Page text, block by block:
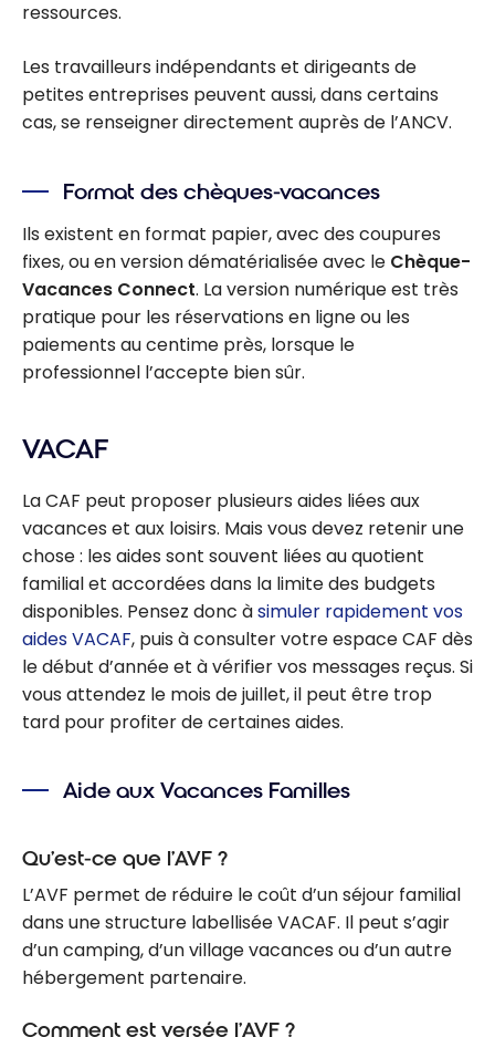
ressources.
Les travailleurs indépendants et dirigeants de
petites entreprises peuvent aussi, dans certains
cas, se renseigner directement auprès de l’ANCV.
Format des chèques-vacances
Ils existent en format papier, avec des coupures
fixes, ou en version dématérialisée avec le Chèque-
Vacances Connect. La version numérique est très
pratique pour les réservations en ligne ou les
paiements au centime près, lorsque le
professionnel l’accepte bien sûr.
VACAF
La CAF peut proposer plusieurs aides liées aux
vacances et aux loisirs. Mais vous devez retenir une
chose : les aides sont souvent liées au quotient
familial et accordées dans la limite des budgets
disponibles. Pensez donc àsimuler rapidement vos
aides VACAF, puis à consulter votre espace CAF dès
le début d’année et à vérifier vos messages reçus. Si
vous attendez le mois de juillet, il peut être trop
tard pour profiter de certaines aides.
Aide aux Vacances Familles
Qu’est-ce que l’AVF ?
L’AVF permet de réduire le coût d’un séjour familial
dans une structure labellisée VACAF. Il peut s’agir
d’un camping, d’un village vacances ou d’un autre
hébergement partenaire.
Comment est versée l’AVF ?